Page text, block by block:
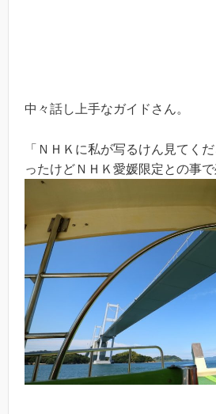
中々話し上手なガイドさん。
「ＮＨＫに私が写るけん見てく
ったけどＮＨＫ愛媛限定との事で